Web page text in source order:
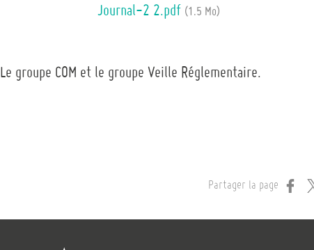
Journal-2 2.pdf (1.5 Mo)
Le groupe COM et le groupe Veille Réglementaire.
Partager la page